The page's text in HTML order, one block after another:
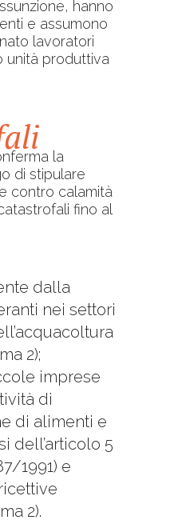
hanno
e assumono
lavoratori
unità produttiva
la
di stipulare
contro calamità
fino al
dalla
nei settori
2);
imprese
di
di alimenti e
dell’articolo 5
1991) e
2).